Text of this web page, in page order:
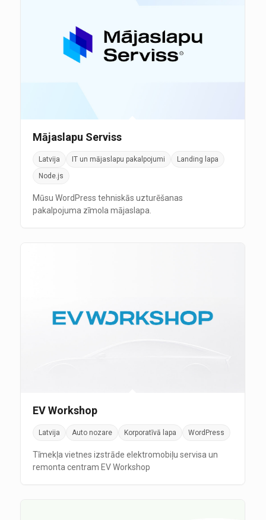
Mājaslapu Serviss
Latvija IT un mājaslapu pakalpojumi
Landing lapa
Node.js
Mūsu WordPress tehniskās uzturēšanas
pakalpojuma zīmola mājaslapa.
EV Workshop
Latvija Auto nozare Korporatīvā lapa WordPress
Tīmekļa vietnes izstrāde elektromobiļu servisa un
remonta centram EV Workshop